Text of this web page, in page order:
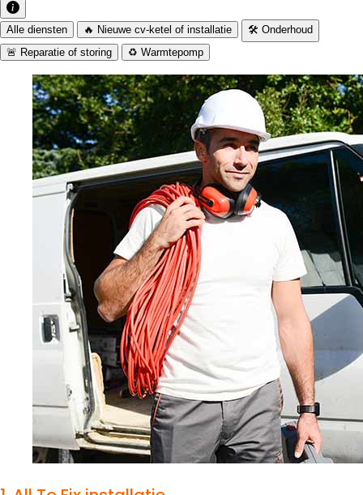
Alle diensten 🔥 Nieuwe cv-ketel of installatie
🛠️ Onderhoud
🚨 Reparatie of storing
♻️ Warmtepomp